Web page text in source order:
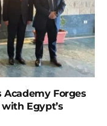
Academy Forges
Egypt’s